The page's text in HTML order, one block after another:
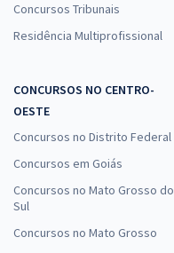
Concursos Tribunais
Residência Multiprofissional
CONCURSOS NO CENTRO-
OESTE
Concursos no Distrito Federal
Concursos em Goiás
Concursos no Mato Grosso do
Sul
Concursos no Mato Grosso